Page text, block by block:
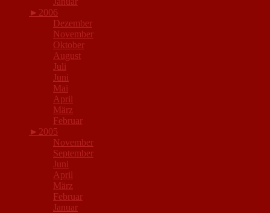
► 2006
Dezember
November
Oktober
August
Juli
Juni
Mai
April
März
Februar
► 2005
November
September
Juni
April
März
Februar
Januar